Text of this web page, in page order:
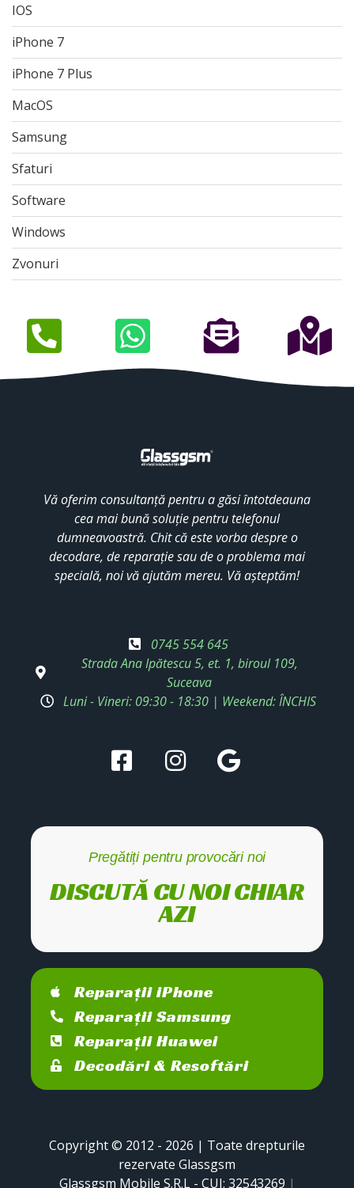
IOS
iPhone 7
iPhone 7 Plus
MacOS
Samsung
Sfaturi
Software
Windows
Zvonuri
Vă oferim consultanță pentru a găsi întotdeauna
cea mai bună soluție pentru telefonul
dumneavoastră. Chit că este vorba despre o
decodare, de reparație sau de o problema mai
specială, noi vă ajutăm mereu. Vă așteptăm!
0745 554 645
Strada Ana Ipătescu 5, et. 1, biroul 109,
Suceava
Luni - Vineri: 09:30 - 18:30 | Weekend: ÎNCHIS
Pregătiți pentru provocări noi
DISCUTĂ CU NOI CHIAR
AZI
Reparații iPhone
Reparații Samsung
Reparații Huawei
Decodări & Resoftări
Copyright © 2012 - 2026 | Toate drepturile
rezervate Glassgsm
Glassgsm Mobile S.R.L - CUI: 32543269 |